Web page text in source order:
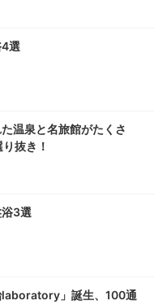
選
温泉と名旅館がたくさ
抜き！
3選
laboratory」誕生、100通